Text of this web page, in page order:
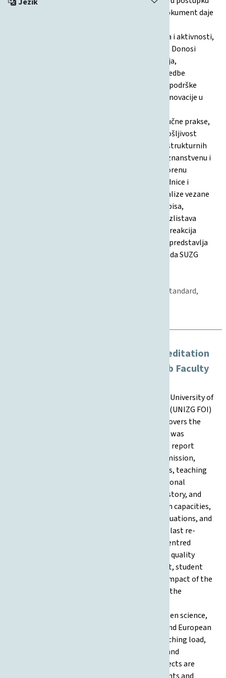
reakreditacije visokih učilišta za 2025. godinu. Dokument daje
infrastrukture, zaposlenika, studijskih programa i aktivnosti,
kao i rezultate prethodnih vanjskih vrednovanja. Donosi
detaljan prikaz upravljanja, strateškog planiranja,
unutarnjih procesa kvalitete, organizacije i provedbe
nastave, vrednovanja i napredovanja studenata, podrške
studentima i međunarodne suradnje. Obuhvaća inovacije u
gospodarstvom, uključivanje dionika, sustav stručne prakse,
cjeloživotno učenje, standarde kvalifikacija, zapošljivost
studenata, upravljanje financijama i razvoj infrastrukturnih
kapaciteta. Posebna poglavlja usmjerena su na znanstvenu i
stručnu djelatnost, međunarodne projekte, otvorenu
znanost i ulogu fakulteta u razvoju lokalne zajednice i
gospodarstva. Dokument uključuje podatke i analize vezane
za zapošljivost, financijske izvještaje, kriterije upisa,
mobilnost, mehanizme osiguranja kvalitete te izlistava
preporuke i poboljšanja proizašle iz prethodnih reakcija
reakreditacijskih povjerenstava. Ovaj dokument predstavlja
temelj za vrednovanje i unapređenje kvalitete rada SUZG
Međunarodna suradnja, Znanost, Studentski standard,
Self-evaluation report in the re-accreditation
process in 2025 – University of Zagreb Faculty
This self-evaluation report was prepared by the University of
Zagreb Faculty of Organization and Informatics (UNIZG FOI)
as part of the 2025 re-accreditation process. It covers the
period from January 2020 to December 2024 and was
adopted by the Faculty Council in April 2025. The report
provides a detailed analysis of the institution’s mission,
management, quality assurance, study programs, teaching
methods, infrastructure, research, and international
activities. It describes the Faculty’s structure, history, and
development, analyzes its teaching and research capacities,
presents key results from previous external evaluations, and
lists major improvements undertaken since the last re-
accreditation. Specific chapters cover student-centred
learning, inclusion, teaching staff development, quality
assurance mechanisms, curriculum development, student
mobility, resources and infrastructure, and the impact of the
Faculty’s research and professional activities on the
internationalization, strategic partnerships, open science,
and the alignment of programs with Croatian and European
qualification standards. Data on enrolment, teaching load,
financial management, student employability, and
participation in national and international projects are